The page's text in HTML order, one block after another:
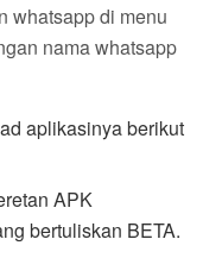
whatsapp di menu
nama whatsapp
aplikasinya berikut
APK
bertuliskan BETA.